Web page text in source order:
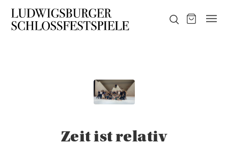
Zeit ist relativ